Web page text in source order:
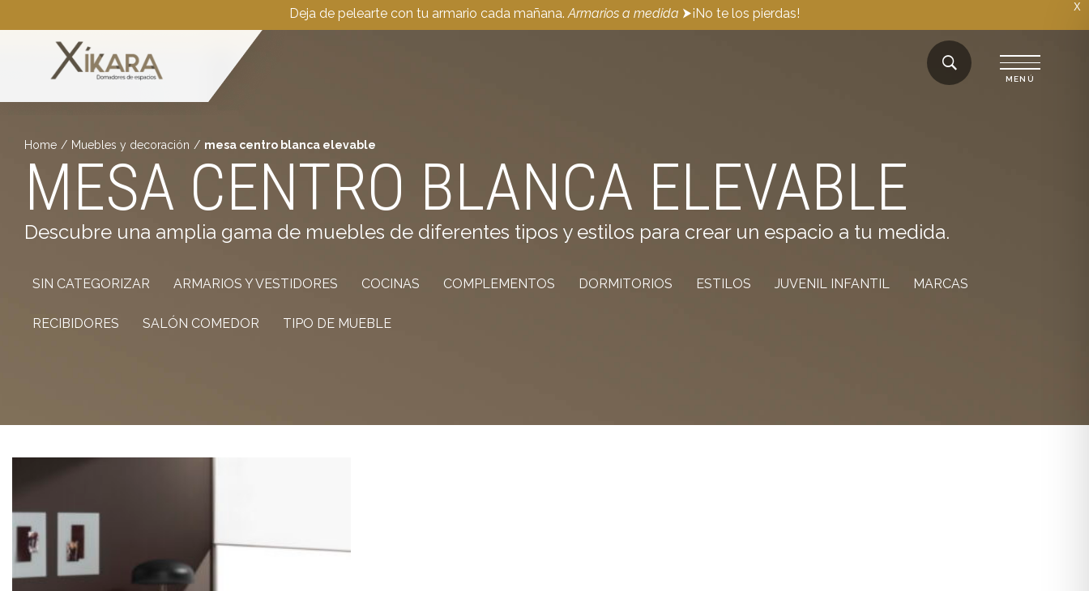
X
Deja de pelearte con tu armario cada mañana. Armarios a medida ⮞¡No te los pierdas!
Home / Muebles y decoración / mesa centro blanca elevable
MESA CENTRO BLANCA ELEVABLE
Descubre una amplia gama de muebles de diferentes tipos y estilos para crear un espacio a tu medida.
SIN CATEGORIZAR ARMARIOS Y VESTIDORES COCINAS COMPLEMENTOS DORMITORIOS ESTILOS JUVENIL INFANTIL MARCAS
RECIBIDORES SALÓN COMEDOR TIPO DE MUEBLE